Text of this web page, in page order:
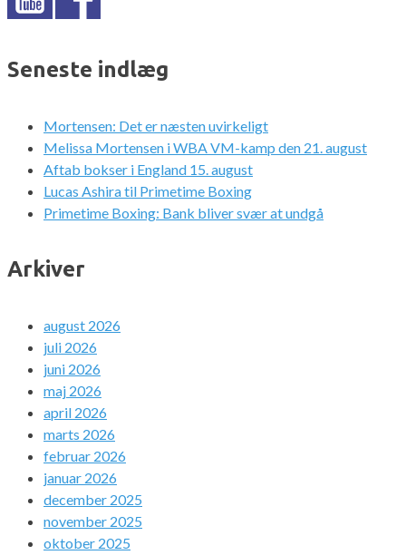
Seneste indlæg
Mortensen: Det er næsten uvirkeligt
Melissa Mortensen i WBA VM-kamp den 21. august
Aftab bokser i England 15. august
Lucas Ashira til Primetime Boxing
Primetime Boxing: Bank bliver svær at undgå
Arkiver
august 2026
juli 2026
juni 2026
maj 2026
april 2026
marts 2026
februar 2026
januar 2026
december 2025
november 2025
oktober 2025